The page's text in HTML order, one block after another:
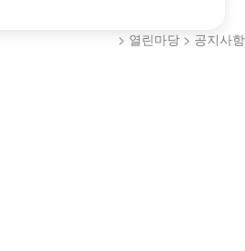
> 열린마당 > 공지사항